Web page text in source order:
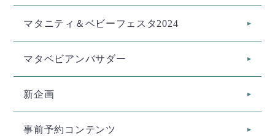
マタニティ＆ベビーフェスタ2024
マタベビアンバサダー
新企画
事前予約コンテンツ